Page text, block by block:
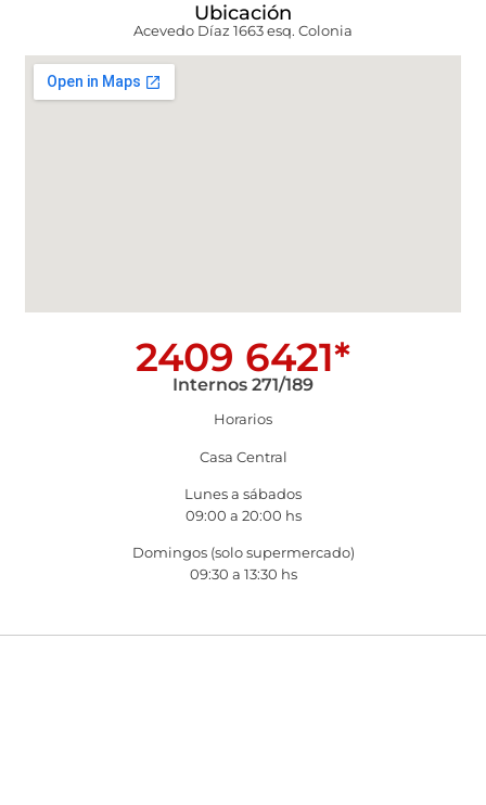
Ubicación
Acevedo Díaz 1663 esq. Colonia
2409 6421*
Internos 271/189
Horarios
Casa Central
Lunes a sábados
09:00 a 20:00 hs
Domingos (solo supermercado)
09:30 a 13:30 hs